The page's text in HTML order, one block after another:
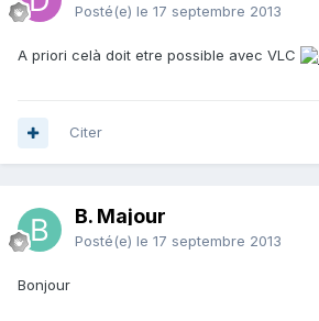
Posté(e) le 17 septembre 2013
A priori celà doit etre possible avec VLC
Citer
B. Majour
Posté(e) le 17 septembre 2013
Bonjour